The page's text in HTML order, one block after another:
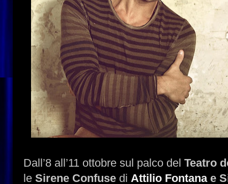
Dall’8 all’11 ottobre sul palco del Teatro
le Sirene Confuse di Attilio Fontana e